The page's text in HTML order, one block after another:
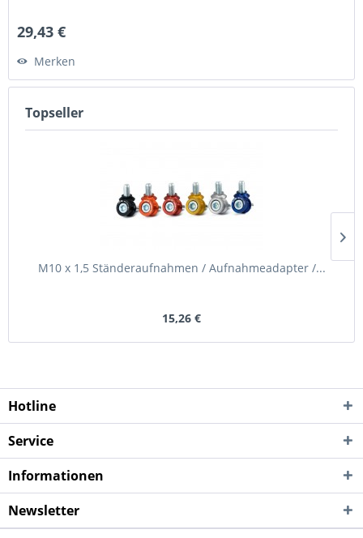
29,43 €
Merken
Topseller
M10 x 1,5 Ständeraufnahmen / Aufnahmeadapter /...
15,26 €
Hotline
Service
Informationen
Newsletter